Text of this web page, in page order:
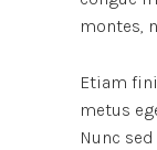
montes,
Etiam
metus
Nunc